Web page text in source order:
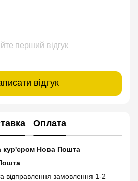
перший відгук
відгук
Оплата
кур'єром Нова Пошта
відправлення замовлення 1-2